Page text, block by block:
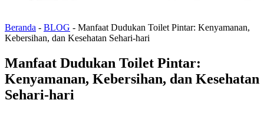
Beranda - BLOG - Manfaat Dudukan Toilet Pintar: Kenyamanan,
Kebersihan, dan Kesehatan Sehari-hari
Manfaat Dudukan Toilet Pintar:
Kenyamanan, Kebersihan, dan Kesehatan
Sehari-hari